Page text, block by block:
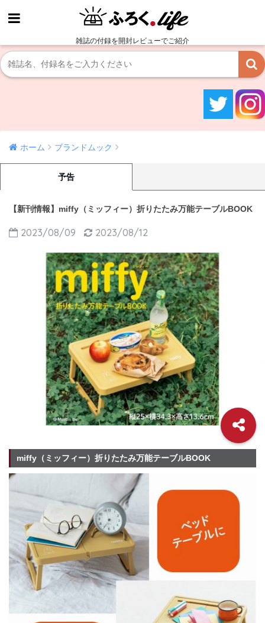
雑誌の付録を開封レビューでご紹介
ホーム ブランドムック
予告
【新刊情報】miffy（ミッフィー）折りたたみ万能テーブルBOOK
2023/08/09 2023/08/12
miffy（ミッフィー）折りたたみ万能テーブルBOOK